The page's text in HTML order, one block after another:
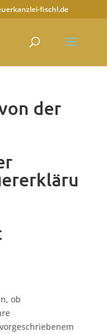
fischl.de
der
ob